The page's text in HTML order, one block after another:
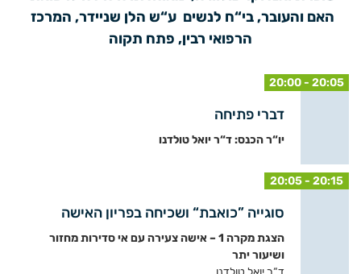
הרפואי רבין, פתח תקוה
20:00 - 20:05
דברי פתיחה
יו“ר הכנס: ד“ר יואל טולדנו
20:05 - 20:15
סוגייה ”כואבת“ ושכיחה בפריון האישה
הצגת מקרה 1 – אישה צעירה עם אי סדירות מחזור
ושיעור יתר